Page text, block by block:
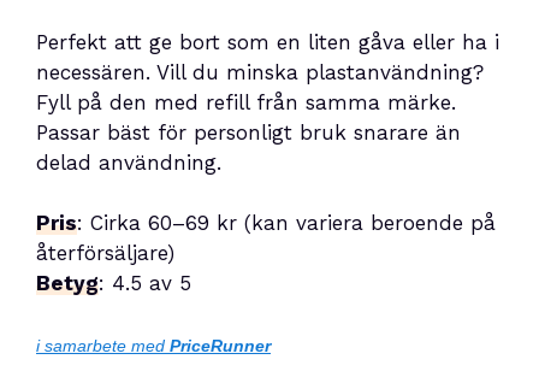
Perfekt att ge bort som en liten gåva eller ha i
necessären. Vill du minska plastanvändning?
Fyll på den med refill från samma märke.
Passar bäst för personligt bruk snarare än
delad användning.
Pris: Cirka 60–69 kr (kan variera beroende på
återförsäljare)
Betyg: 4.5 av 5
i samarbete med PriceRunner